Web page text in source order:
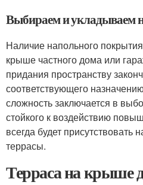
Выбираем и укладываем
Наличие напольного
крыше частного дома или
придания пространству
соответствующего
сложность заключается в
стойкого к воздействию
всегда будет присутствовать
террасы.
Терраса на крыше